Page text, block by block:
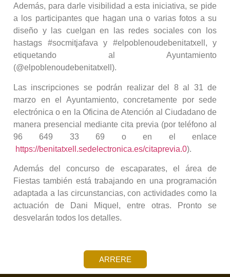
Además, para darle visibilidad a esta iniciativa, se pide
a los participantes que hagan una o varias fotos a su
diseño y las cuelgan en las redes sociales con los
hastags #socmitjafava y #elpoblenoudebenitatxell, y
etiquetando al Ayuntamiento
(@elpoblenoudebenitatxell).
Las inscripciones se podrán realizar del 8 al 31 de
marzo en el Ayuntamiento, concretamente por sede
electrónica o en la Oficina de Atención al Ciudadano de
manera presencial mediante cita previa (por teléfono al
96 649 33 69 o en el enlace
https://benitatxell.sedelectronica.es/citaprevia.0).
Además del concurso de escaparates, el área de
Fiestas también está trabajando en una programación
adaptada a las circunstancias, con actividades como la
actuación de Dani Miquel, entre otras. Pronto se
desvelarán todos los detalles.
ARRERE